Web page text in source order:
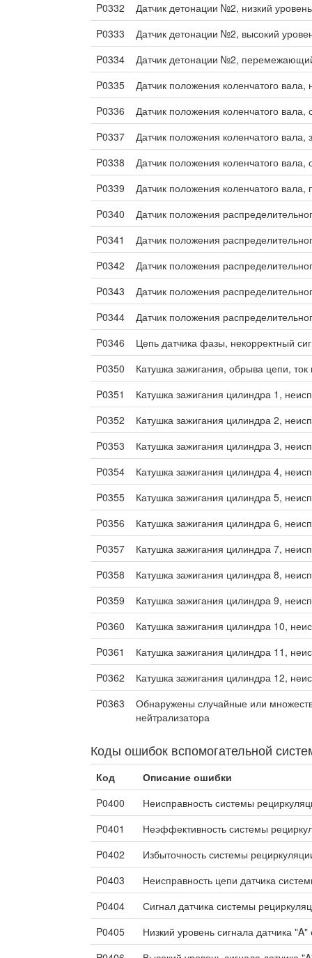
P0332
Датчик детонации №2, низкий
P0333
Датчик детонации №2, высокий
P0334
Датчик детонации №2,
P0335
Датчик положения коленчатого вала,
P0336
Датчик положения коленчатого
P0337
Датчик положения коленчатого
P0338
Датчик положения коленчатого вала,
P0339
Датчик положения коленчатого
P0340
Датчик положения
P0341
Датчик положения
P0342
Датчик положения
P0343
Датчик положения
P0344
Датчик положения
P0346
Цепь датчика фазы, некорректный
P0350
Катушка зажигания, обрыва цепи,
P0351
Катушка зажигания цилиндра 1,
P0352
Катушка зажигания цилиндра 2,
P0353
Катушка зажигания цилиндра 3,
P0354
Катушка зажигания цилиндра 4,
P0355
Катушка зажигания цилиндра 5,
P0356
Катушка зажигания цилиндра 6,
P0357
Катушка зажигания цилиндра 7,
P0358
Катушка зажигания цилиндра 8,
P0359
Катушка зажигания цилиндра 9,
P0360
Катушка зажигания цилиндра 10,
P0361
Катушка зажигания цилиндра 11,
P0362
Катушка зажигания цилиндра 12,
P0363
Обнаружены случайные или
нейтрализатора
Коды ошибок вспомогательной
Код
Описание ошибки
P0400
Неисправность системы
P0401
Неэффективность системы
P0402
Избыточность системы
P0403
Неисправность цепи датчика
P0404
Сигнал датчика системы
P0405
Низкий уровень сигнала датчика